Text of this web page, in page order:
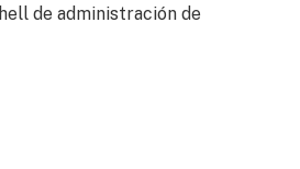
de administración de